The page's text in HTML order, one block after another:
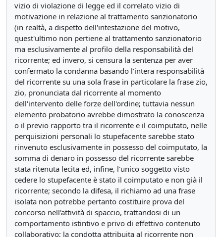
vizio di violazione di legge ed il correlato vizio di
motivazione in relazione al trattamento sanzionatorio
(in realtà, a dispetto dell'intestazione del motivo,
quest'ultimo non pertiene al trattamento sanzionatorio
ma esclusivamente al profilo della responsabilità del
ricorrente; ed invero, si censura la sentenza per aver
confermato la condanna basando l'intera responsabilità
del ricorrente su una sola frase in particolare la frase zio,
zio, pronunciata dal ricorrente al momento
dell'intervento delle forze dell'ordine; tuttavia nessun
elemento probatorio avrebbe dimostrato la conoscenza
o il previo rapporto tra il ricorrente e il coimputato, nelle
perquisizioni personali lo stupefacente sarebbe stato
rinvenuto esclusivamente in possesso del coimputato, la
somma di denaro in possesso del ricorrente sarebbe
stata ritenuta lecita ed, infine, l'unico soggetto visto
cedere lo stupefacente è stato il coimputato e non già il
ricorrente; secondo la difesa, il richiamo ad una frase
isolata non potrebbe pertanto costituire prova del
concorso nell'attività di spaccio, trattandosi di un
comportamento istintivo e privo di effettivo contenuto
collaborativo; la condotta attribuita al ricorrente non